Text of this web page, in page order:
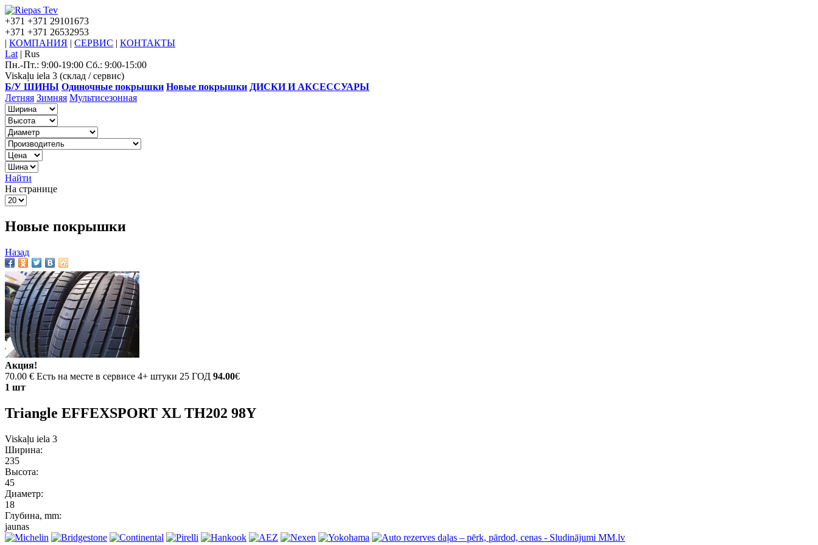
+371 +371 29101673
+371 +371 26532953
| КОМПАНИЯ | СЕРВИС | КОНТАКТЫ
Lat | Rus
Пн.-Пт.: 9:00-19:00 Сб.: 9:00-15:00
Viskaļu iela 3 (склад / сервис)
Б/У ШИНЫ Одиночные покрышки Новые покрышки ДИСКИ И АКСЕССУАРЫ
Летняя Зимняя Мультисезонная
Найти
На странице
Новые покрышки
Назад
Акция!
70.00 € Есть на месте в сервисе 4+ штуки 25 ГОД 94.00€
1 шт
Triangle EFFEXSPORT XL TH202 98Y
Viskaļu iela 3
Ширина:
235
Высота:
45
Диаметр:
18
Глубина, mm:
jaunas